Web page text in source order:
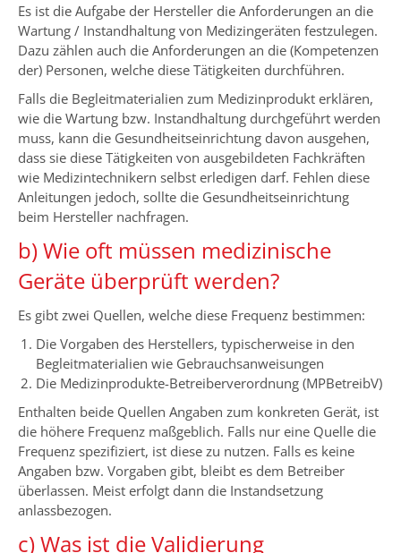
Es ist die Aufgabe der Hersteller die Anforderungen an die
Wartung / Instandhaltung von Medizingeräten festzulegen.
Dazu zählen auch die Anforderungen an die (Kompetenzen
der) Personen, welche diese Tätigkeiten durchführen.
Falls die Begleitmaterialien zum Medizinprodukt erklären,
wie die Wartung bzw. Instandhaltung durchgeführt werden
muss, kann die Gesundheitseinrichtung davon ausgehen,
dass sie diese Tätigkeiten von ausgebildeten Fachkräften
wie Medizintechnikern selbst erledigen darf. Fehlen diese
Anleitungen jedoch, sollte die Gesundheitseinrichtung
beim Hersteller nachfragen.
b) Wie oft müssen medizinische
Geräte überprüft werden?
Es gibt zwei Quellen, welche diese Frequenz bestimmen:
Die Vorgaben des Herstellers, typischerweise in den
Begleitmaterialien wie Gebrauchsanweisungen
Die Medizinprodukte-Betreiberverordnung (MPBetreibV)
Enthalten beide Quellen Angaben zum konkreten Gerät, ist
die höhere Frequenz maßgeblich. Falls nur eine Quelle die
Frequenz spezifiziert, ist diese zu nutzen. Falls es keine
Angaben bzw. Vorgaben gibt, bleibt es dem Betreiber
überlassen. Meist erfolgt dann die Instandsetzung
anlassbezogen.
c) Was ist die Validierung